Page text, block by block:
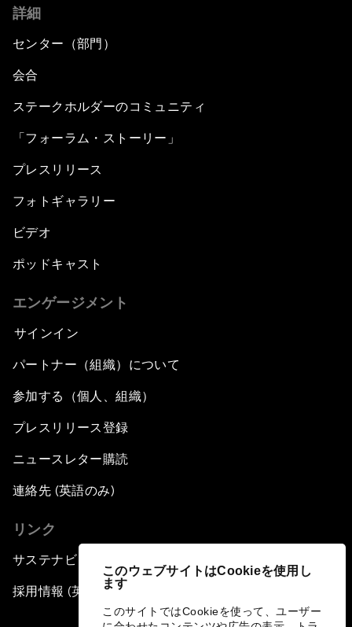
このウェブサイトはCookieを使用し
ます
このサイトではCookieを使って、ユーザー
詳細
センター（部門）
会合
ステークホルダーのコミュニティ
「フォーラム・ストーリー」
プレスリリース
フォトギャラリー
ビデオ
ポッドキャスト
エンゲージメント
サインイン
パートナー（組織）について
参加する（個人、組織）
プレスリリース登録
ニュースレター購読
連絡先 (英語のみ)
リンク
サステナビリティへの取り組み
採用情報 (英語のみ)